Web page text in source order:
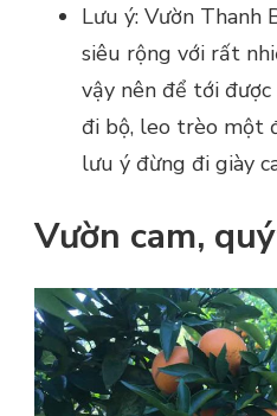
Lưu ý: Vườn Thanh
siêu rộng với rất
vậy nên để tới
đi bộ, leo trèo một
lưu ý đừng đi giày
Vườn cam,